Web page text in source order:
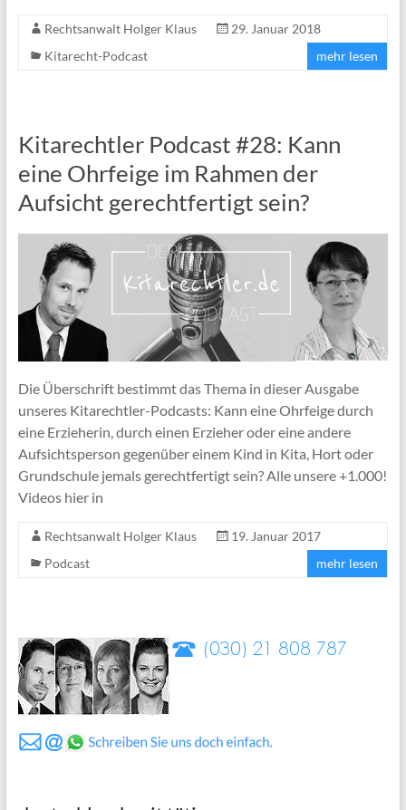
Rechtsanwalt Holger Klaus
29. Januar 2018
Kitarecht-Podcast
mehr lesen
Kitarechtler Podcast #28: Kann
eine Ohrfeige im Rahmen der
Aufsicht gerechtfertigt sein?
Die Überschrift bestimmt das Thema in dieser Ausgabe
unseres Kitarechtler-Podcasts: Kann eine Ohrfeige durch
eine Erzieherin, durch einen Erzieher oder eine andere
Aufsichtsperson gegenüber einem Kind in Kita, Hort oder
Grundschule jemals gerechtfertigt sein? Alle unsere +1.000!
Videos hier in
Rechtsanwalt Holger Klaus
19. Januar 2017
Podcast
mehr lesen